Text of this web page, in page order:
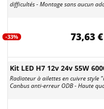
difficultés - Montage sans aucun
-33% 73,63 €
Kit LED H7 12v 24v 55W
Radiateur à ailettes en cuivre style
Canbus anti-erreur ODB - Haute